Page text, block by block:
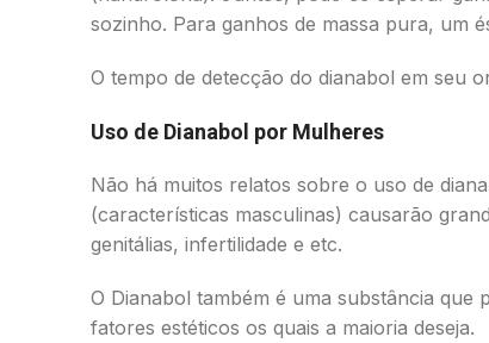
sozinho. Para ganhos de massa pura, um
O tempo de detecção do dianabol em seu
Uso de Dianabol por Mulheres
Não há muitos relatos sobre o uso de
(características masculinas) causarão
genitálias, infertilidade e etc.
O Dianabol também é uma substância
fatores estéticos os quais a maioria deseja.